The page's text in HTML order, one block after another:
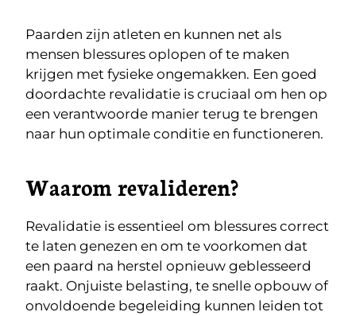
Paarden zijn atleten en kunnen net als
mensen blessures oplopen of te maken
krijgen met fysieke ongemakken. Een goed
doordachte revalidatie is cruciaal om hen op
een verantwoorde manier terug te brengen
naar hun optimale conditie en functioneren.
Waarom revalideren?
Revalidatie is essentieel om blessures correct
te laten genezen en om te voorkomen dat
een paard na herstel opnieuw geblesseerd
raakt. Onjuiste belasting, te snelle opbouw of
onvoldoende begeleiding kunnen leiden tot